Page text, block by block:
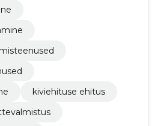
kiviehituse ehitus